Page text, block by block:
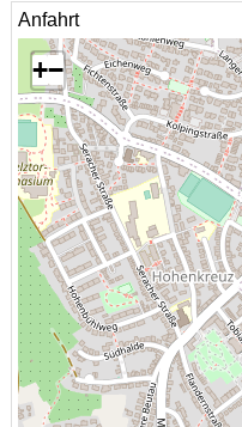
Anfahrt
+−